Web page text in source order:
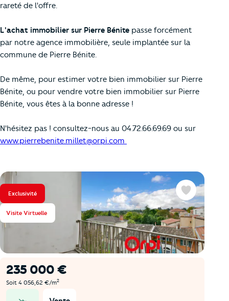
rareté de l'offre.
L'achat immobilier sur Pierre Bénite passe forcément
par notre agence immobilière, seule implantée sur la
commune de Pierre Bénite.
De même, pour estimer votre bien immobilier sur Pierre
Bénite, ou pour vendre votre bien immobilier sur Pierre
Bénite, vous êtes à la bonne adresse !
N'hésitez pas ! consultez-nous au 04.72.66.69.69 ou sur
www.pierrebenite.millet@orpi.com
Exclusivité
Visite Virtuelle
235 000 €
Soit 4 056,62 €/m2
Favoris